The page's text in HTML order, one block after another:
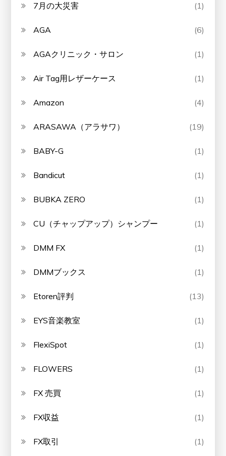
7月の大災害 (1)
AGA (6)
AGAクリニック・サロン (1)
Air Tag用レザーケース (1)
Amazon (4)
ARASAWA（アラサワ） (19)
BABY-G (1)
Bandicut (1)
BUBKA ZERO (1)
CU（チャップアップ）シャンプー (1)
DMM FX (1)
DMMブックス (1)
Etoren評判 (13)
EYS音楽教室 (1)
FlexiSpot (1)
FLOWERS (1)
FX 売買 (1)
FX収益 (1)
FX取引 (1)